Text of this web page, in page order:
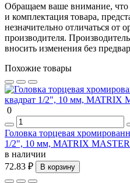
Обращаем ваше внимание,
и комплектация товара,
незначительно отличаться от
производителя.
вносить изменения без
Похожие товары
0
Головка торцевая
1/2", 10 мм, MATRIX MASTER
в наличии
72.83 ₽
В корзину